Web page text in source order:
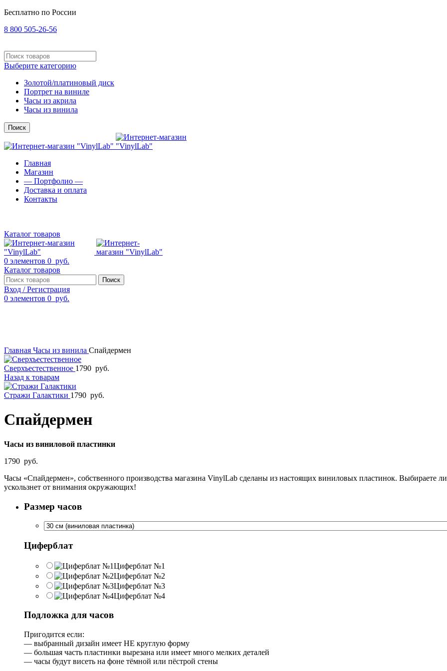
Бесплатно по России
8 800 505-26-56
Выберите категорию
Золотой/платиновый диск
Портрет на виниле
Часы из акрила
Часы из винила
Поиск
Главная
Магазин
— Портфолио —
Доставка и оплата
Контакты
Каталог товаров
0 элементов 0 руб.
Каталог товаров
Поиск
Вход / Регистрация
0 элементов 0 руб.
Главная Часы из винила Спайдермен
Сверхъестественное 1790 руб.
Назад к товарам
Стражи Галактики 1790 руб.
Спайдермен
Часы из виниловой пластинки
1790 руб.
Часы «Спайдермен», собственного производства магазина VinylLab сделаны из настоящих виниловых пластинок. Выбираете ли
ускользнет от внимания окружающих!
Размер часов
Циферблат
Циферблат №1
Циферблат №2
Циферблат №3
Циферблат №4
Подложка для часов
Пригодится если:
— выбранный дизайн имеет НЕ круглую форму
— большая часть пластинки вырезана или имеет много мелких деталей
— часы будут висеть на фоне тёмной или пёстрой стены